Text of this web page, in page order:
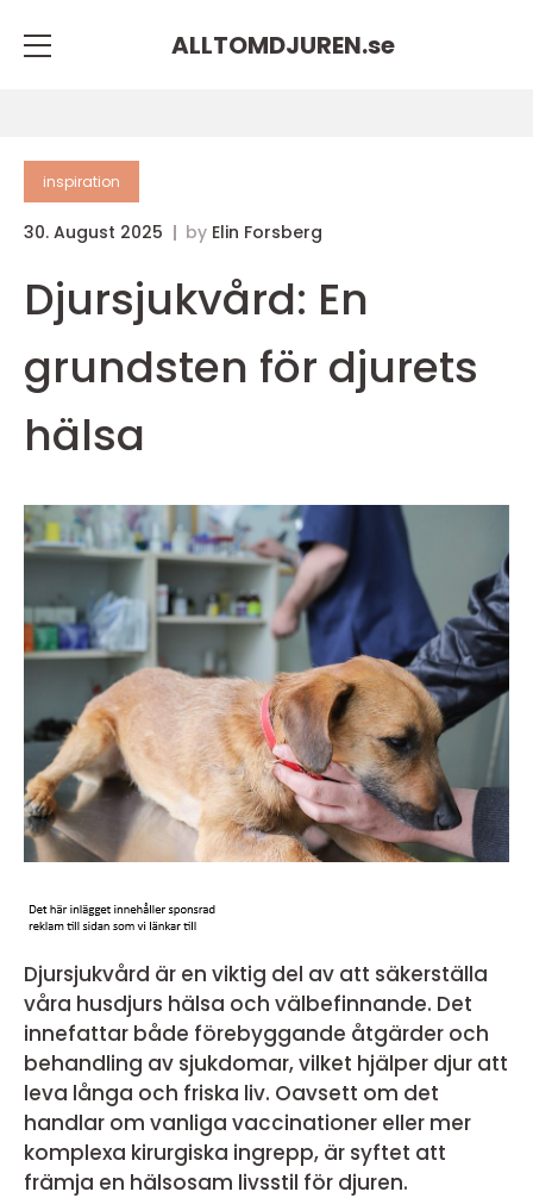
ALLTOMDJUREN.se
inspiration
30. August 2025 by Elin Forsberg
Djursjukvård: En
grundsten för djurets
hälsa
Djursjukvård är en viktig del av att säkerställa
våra husdjurs hälsa och välbefinnande. Det
innefattar både förebyggande åtgärder och
behandling av sjukdomar, vilket hjälper djur att
leva långa och friska liv. Oavsett om det
handlar om vanliga vaccinationer eller mer
komplexa kirurgiska ingrepp, är syftet att
främja en hälsosam livsstil för djuren.